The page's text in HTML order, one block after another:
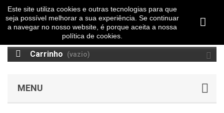
Carrinho (vazio)
MENU
Este site utiliza cookies e outras tecnologias para que
seja possível melhorar a sua experiência. Se continuar
a navegar no nosso website, é porque aceita a nossa
política de cookies.